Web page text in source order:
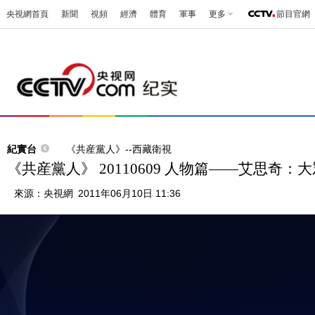
央視網首頁 新聞 視頻 經濟 體育 軍事 更多 節目官網
紀實台 《共産黨人》--西藏衛視
《共産黨人》 20110609 人物篇——艾思奇：
來源： 央視網 2011年06月10日 11:36